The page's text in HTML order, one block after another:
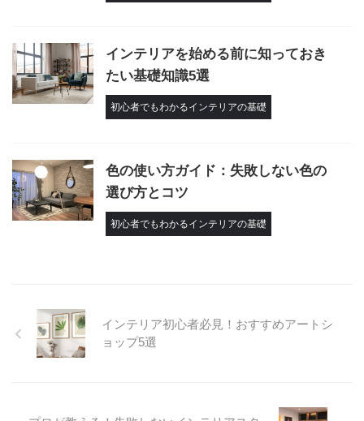
インテリアを始める前に知っておき
たい基礎知識5選
初心者でもわかるインテリアの基礎
色の使い方ガイド：失敗しない色の
選び方とコツ
初心者でもわかるインテリアの基礎
インテリア初心者必見！おすすめアートシ
ョップ5選